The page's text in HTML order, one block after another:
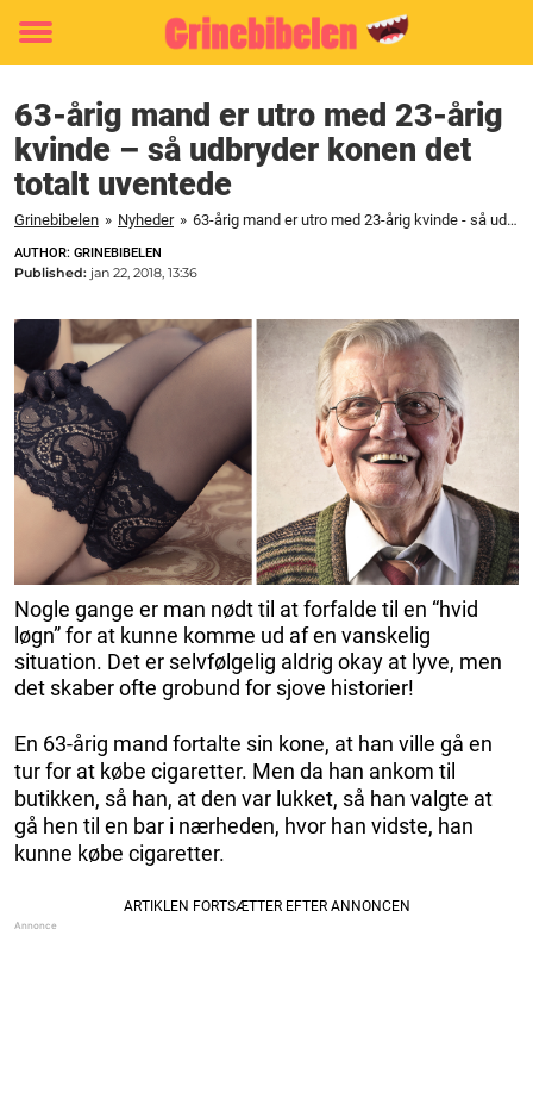
Toggle
63-årig mand er utro med 23-årig
kvinde – så udbryder konen det
totalt uventede
Grinebibelen » Nyheder » 63-årig mand er utro med 23-årig kvinde - så udbryder konen det totalt uventede
AUTHOR: GRINEBIBELEN
Published: jan 22, 2018, 13:36
Nogle gange er man nødt til at forfalde til en “hvid
løgn” for at kunne komme ud af en vanskelig
situation. Det er selvfølgelig aldrig okay at lyve, men
det skaber ofte grobund for sjove historier!
En 63-årig mand fortalte sin kone, at han ville gå en
tur for at købe cigaretter. Men da han ankom til
butikken, så han, at den var lukket, så han valgte at
gå hen til en bar i nærheden, hvor han vidste, han
kunne købe cigaretter.